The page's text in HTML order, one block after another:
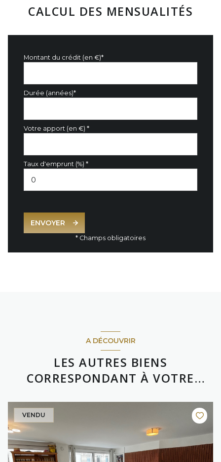
CALCUL DES MENSUALITÉS
Montant du crédit (en €)*
Durée (années)*
Votre apport (en €) *
Taux d'emprunt (%) *
ENVOYER
* Champs obligatoires
A DÉCOUVRIR
LES AUTRES BIENS
CORRESPONDANT À VOTRE
VENDU